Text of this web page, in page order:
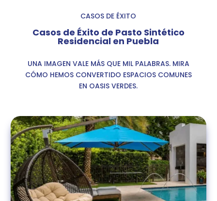
CASOS DE ÉXITO
Casos de Éxito de Pasto Sintético
Residencial en Puebla
UNA IMAGEN VALE MÁS QUE MIL PALABRAS. MIRA
CÓMO HEMOS CONVERTIDO ESPACIOS COMUNES
EN OASIS VERDES.